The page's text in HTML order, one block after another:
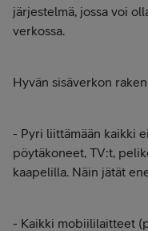
järjestelmä, jossa voi
verkossa.
Hyvän sisäverkon
- Pyri liittämään kaikki
pöytäkoneet, TV:t,
kaapelilla. Näin jätät
- Kaikki mobiililaitteet